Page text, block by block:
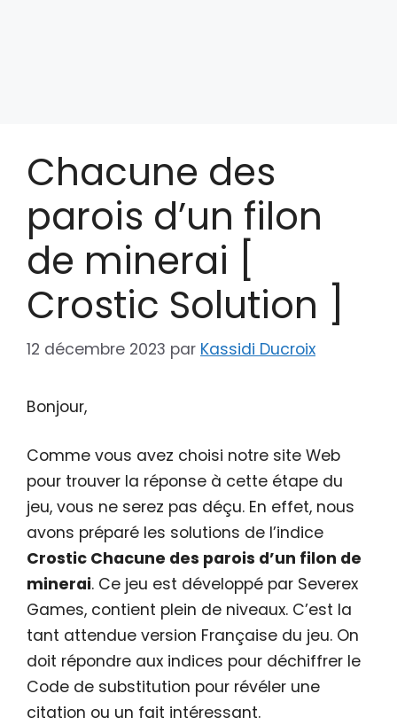
Chacune des
parois d’un filon
de minerai [
Crostic Solution ]
12 décembre 2023 par Kassidi Ducroix
Bonjour,
Comme vous avez choisi notre site Web
pour trouver la réponse à cette étape du
jeu, vous ne serez pas déçu. En effet, nous
avons préparé les solutions de l’indice
Crostic Chacune des parois d’un filon de
minerai. Ce jeu est développé par Severex
Games, contient plein de niveaux. C’est la
tant attendue version Française du jeu. On
doit répondre aux indices pour déchiffrer le
Code de substitution pour révéler une
citation ou un fait intéressant.